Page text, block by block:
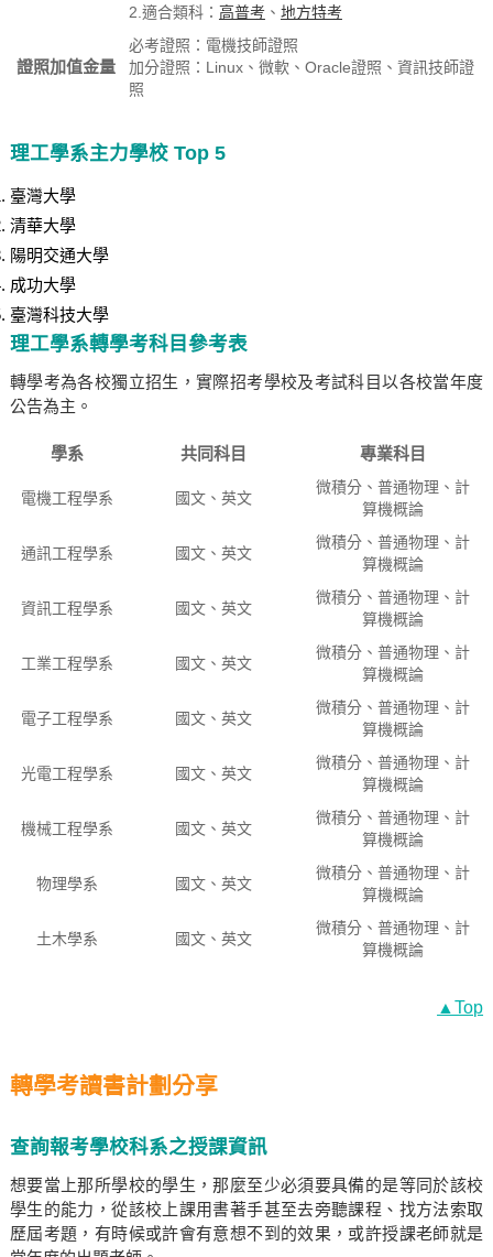
2.適合類科： 高普考、 地方特考
證照加值金量
必考證照：電機技師證照
加分證照：Linux、微軟、Oracle證照、資訊技師證
照
理工學系主力學校 Top 5
臺灣大學
清華大學
陽明交通大學
成功大學
臺灣科技大學
理工學系轉學考科目參考表
轉學考為各校獨立招生，實際招考學校及考試科目以各校當年度
公告為主。
學系 共同科目 專業科目
電機工程學系 國文、英文
微積分、普通物理、計
算機概論
通訊工程學系 國文、英文
微積分、普通物理、計
算機概論
資訊工程學系 國文、英文
微積分、普通物理、計
算機概論
工業工程學系 國文、英文
微積分、普通物理、計
算機概論
電子工程學系 國文、英文
微積分、普通物理、計
算機概論
光電工程學系 國文、英文
微積分、普通物理、計
算機概論
機械工程學系 國文、英文
微積分、普通物理、計
算機概論
物理學系 國文、英文
微積分、普通物理、計
算機概論
土木學系 國文、英文
微積分、普通物理、計
算機概論
▲Top
轉學考讀書計劃分享
查詢報考學校科系之授課資訊
想要當上那所學校的學生，那麼至少必須要具備的是等同於該校
學生的能力，從該校上課用書著手甚至去旁聽課程、找方法索取
歷屆考題，有時候或許會有意想不到的效果，或許授課老師就是